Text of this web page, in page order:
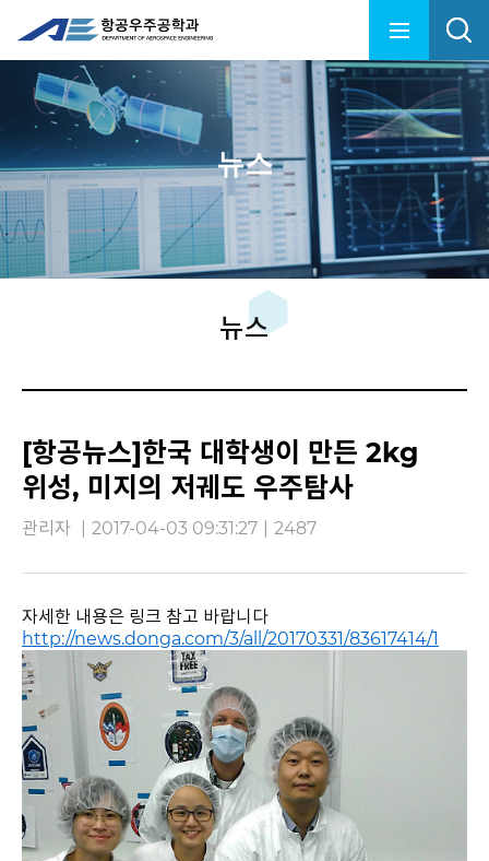
뉴스
뉴스
[항공뉴스]한국 대학생이 만든 2kg
위성, 미지의 저궤도 우주탐사
관리자 2017-04-03 09:31:27 2487
자세한 내용은 링크 참고 바랍니다
http://news.donga.com/3/all/20170331/83617414/1